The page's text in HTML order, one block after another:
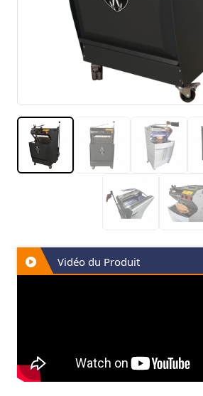
Vidéo du Produit